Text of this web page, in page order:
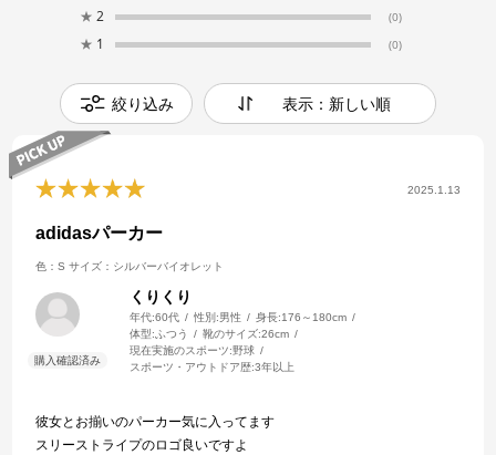
★ 2 (0)
★ 1 (0)
絞り込み 表示：新しい順
2025.1.13
adidasパーカー
色：S サイズ：シルバーバイオレット
くりくり
年代:60代 性別:男性 身長:176～180cm
体型:ふつう 靴のサイズ:26cm
現在実施のスポーツ:野球
スポーツ・アウトドア歴:3年以上
彼女とお揃いのパーカー気に入ってます
スリーストライプのロゴ良いですよ